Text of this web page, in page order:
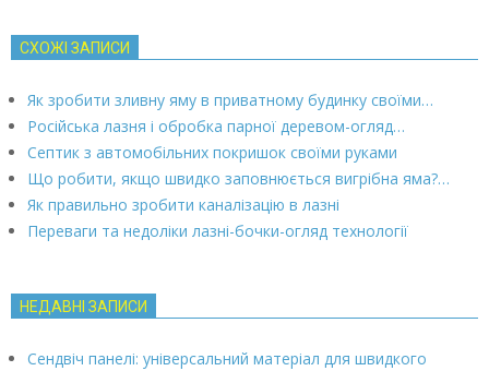
СХОЖІ ЗАПИСИ
Як зробити зливну яму в приватному будинку своїми…
Російська лазня і обробка парної деревом-огляд…
Септик з автомобільних покришок своїми руками
Що робити, якщо швидко заповнюється вигрібна яма?…
Як правильно зробити каналізацію в лазні
Переваги та недоліки лазні-бочки-огляд технології
НЕДАВНІ ЗАПИСИ
Сендвіч панелі: універсальний матеріал для швидкого